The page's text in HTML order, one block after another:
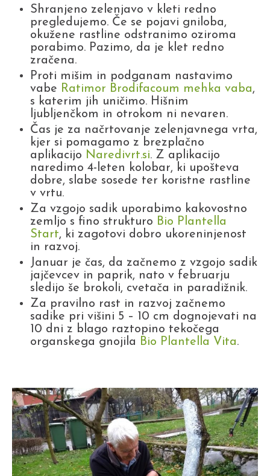
Shranjeno zelenjavo v kleti redno
pregledujemo. Če se pojavi gniloba,
okužene rastline odstranimo oziroma
porabimo. Pazimo, da je klet redno
zračena.
Proti mišim in podganam nastavimo
vabe Ratimor Brodifacoum mehka vaba,
s katerim jih uničimo. Hišnim
ljubljenčkom in otrokom ni nevaren.
Čas je za načrtovanje zelenjavnega vrta,
kjer si pomagamo z brezplačno
aplikacijo Naredivrt.si. Z aplikacijo
naredimo 4-leten kolobar, ki upošteva
dobre, slabe sosede ter koristne rastline
v vrtu.
Za vzgojo sadik uporabimo kakovostno
zemljo s fino strukturo Bio Plantella
Start, ki zagotovi dobro ukoreninjenost
in razvoj.
Januar je čas, da začnemo z vzgojo sadik
jajčevcev in paprik, nato v februarju
sledijo še brokoli, cvetača in paradižnik.
Za pravilno rast in razvoj začnemo
sadike pri višini 5 – 10 cm dognojevati na
10 dni z blago raztopino tekočega
organskega gnojila Bio Plantella Vita.